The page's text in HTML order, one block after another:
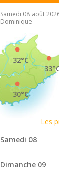
Samedi 08 août
Dominique
32°C
30°C
Les
Samedi 08
Dimanche 09